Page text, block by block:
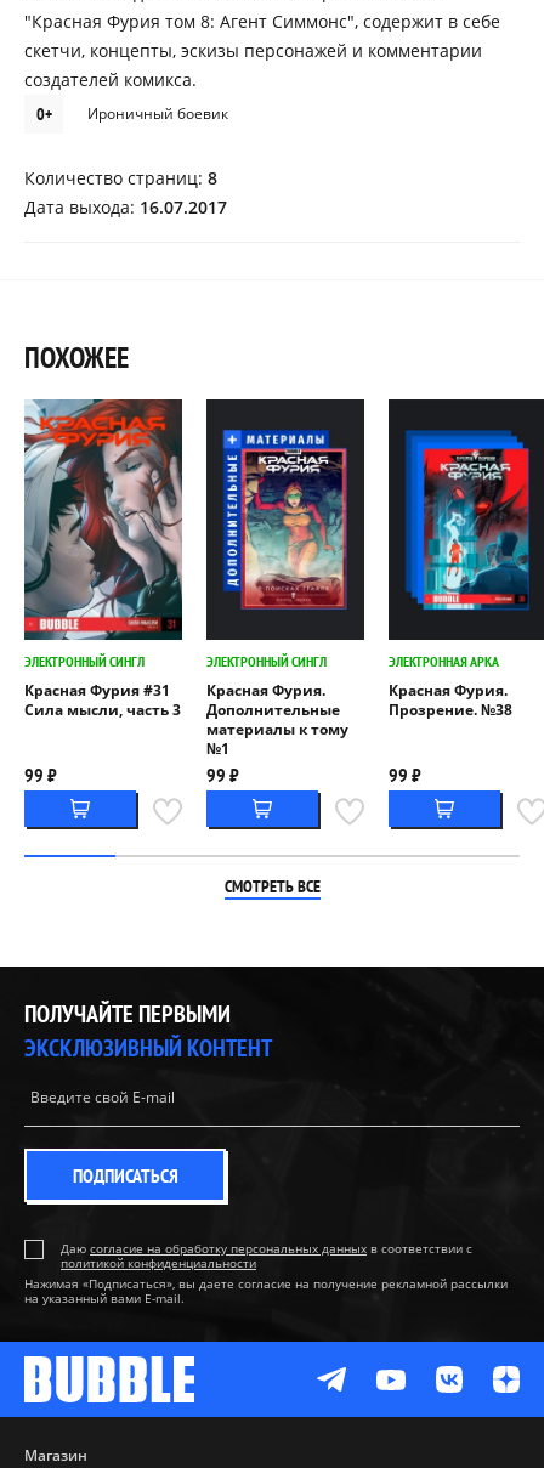
"Красная Фурия том 8: Агент Симмонс", содержит в себе
скетчи, концепты, эскизы персонажей и комментарии
создателей комикса.
0+ Ироничный боевик
Количество страниц: 8
Дата выхода: 16.07.2017
ПОХОЖЕЕ
ЭЛЕКТРОННЫЙ СИНГЛ
Красная Фурия #31
Сила мысли, часть 3
99 ₽
ЭЛЕКТРОННЫЙ СИНГЛ
Красная Фурия.
Дополнительные
материалы к тому
№1
99 ₽
ЭЛЕКТРОННАЯ АРКА
Красная Фурия.
Прозрение. №38
99 ₽
СМОТРЕТЬ ВСЕ
ПОЛУЧАЙТЕ ПЕРВЫМИ
ЭКСКЛЮЗИВНЫЙ КОНТЕНТ
ПОДПИСАТЬСЯ
Даю согласие на обработку персональных данных в соответствии с
политикой конфиденциальности
Нажимая «Подписаться», вы даете согласие на получение рекламной рассылки
на указанный вами E-mail.
Магазин